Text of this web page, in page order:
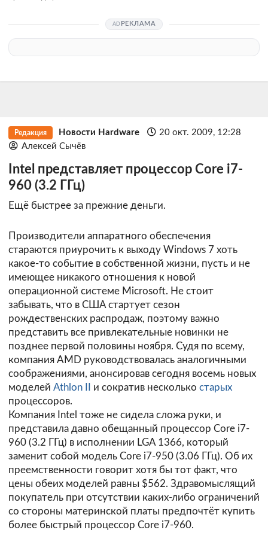
РЕКЛАМА
Редакция Новости Hardware
20 окт. 2009, 12:28
Алексей Сычёв
Intel представляет процессор Core i7-
960 (3.2 ГГц)
Ещё быстрее за прежние деньги.
Производители аппаратного обеспечения
стараются приурочить к выходу Windows 7 хоть
какое-то событие в собственной жизни, пусть и не
имеющее никакого отношения к новой
операционной системе Microsoft. Не стоит
забывать, что в США стартует сезон
рождественских распродаж, поэтому важно
представить все привлекательные новинки не
позднее первой половины ноября. Судя по всему,
компания AMD руководствовалась аналогичными
соображениями, анонсировав сегодня восемь новых
моделей Athlon II и сократив несколько старых
процессоров.
Компания Intel тоже не сидела сложа руки, и
представила давно обещанный процессор Core i7-
960 (3.2 ГГц) в исполнении LGA 1366, который
заменит собой модель Core i7-950 (3.06 ГГц). Об их
преемственности говорит хотя бы тот факт, что
цены обеих моделей равны $562. Здравомыслящий
покупатель при отсутствии каких-либо ограничений
со стороны материнской платы предпочтёт купить
более быстрый процессор Core i7-960.